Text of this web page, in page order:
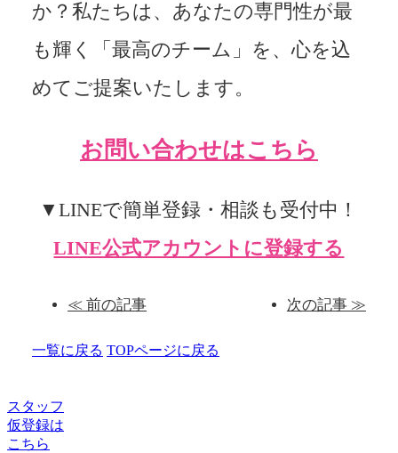
か？私たちは、あなたの専門性が最
も輝く「最高のチーム」を、心を込
めてご提案いたします。
お問い合わせはこちら
▼LINEで簡単登録・相談も受付中！
LINE公式アカウントに登録する
≪ 前の記事 次の記事 ≫
一覧に戻る TOPページに戻る
スタッフ
仮登録は
こちら